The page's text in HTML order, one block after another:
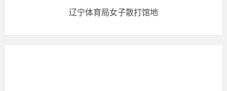
辽宁体育局女子散打馆地